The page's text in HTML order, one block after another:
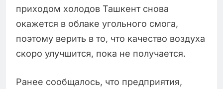
приходом холодов Ташкент снова
окажется в облаке угольного смога,
поэтому верить в то, что качество воздуха
скоро улучшится, пока не получается.
Ранее сообщалось, что предприятия,